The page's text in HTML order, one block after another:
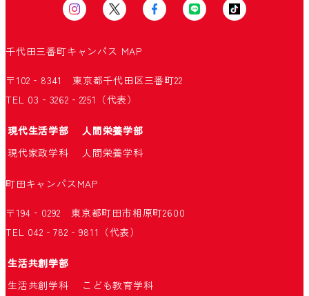
千代田三番町キャンパス MAP
〒102‐8341 東京都千代田区三番町22
TEL 03‐3262‐2251（代表）
現代生活学部
人間栄養学部
現代家政学科
人間栄養学科
町田キャンパスMAP
〒194‐0292 東京都町田市相原町2600
TEL 042‐782‐9811（代表）
生活共創学部
生活共創学科
こども教育学科